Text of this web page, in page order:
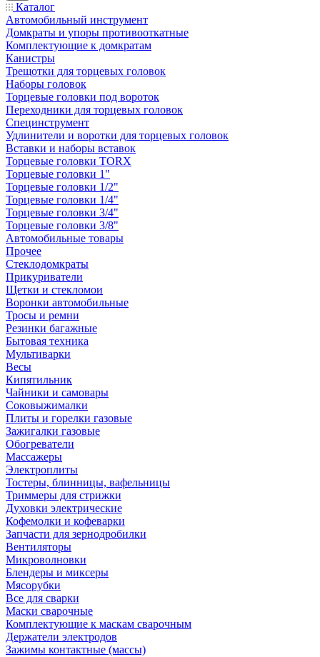
Каталог
Автомобильный инструмент
Домкраты и упоры противооткатные
Комплектующие к домкратам
Канистры
Трещотки для торцевых головок
Наборы головок
Торцевые головки под вороток
Переходники для торцевых головок
Специнструмент
Удлинители и воротки для торцевых головок
Вставки и наборы вставок
Торцевые головки TORX
Торцевые головки 1"
Торцевые головки 1/2"
Торцевые головки 1/4"
Торцевые головки 3/4"
Торцевые головки 3/8"
Автомобильные товары
Прочее
Стеклодомкраты
Прикуриватели
Щетки и стекломои
Воронки автомобильные
Тросы и ремни
Резинки багажные
Бытовая техника
Мультиварки
Весы
Кипятильник
Чайники и самовары
Соковыжималки
Плиты и горелки газовые
Зажигалки газовые
Обогреватели
Массажеры
Электроплиты
Тостеры, блинницы, вафельницы
Триммеры для стрижки
Духовки электрические
Кофемолки и кофеварки
Запчасти для зернодробилки
Вентиляторы
Микроволновки
Блендеры и миксеры
Мясорубки
Все для сварки
Маски сварочные
Комплектующие к маскам сварочным
Держатели электродов
Зажимы контактные (массы)